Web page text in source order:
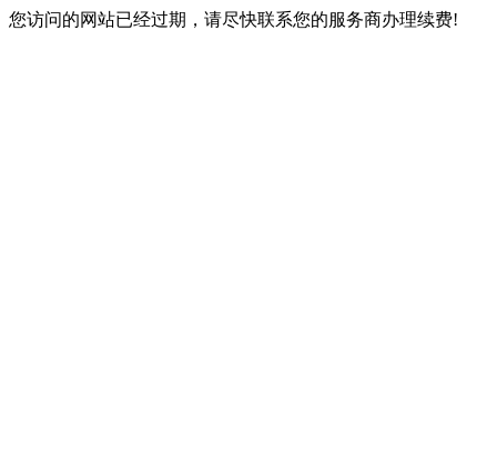
您访问的网站已经过期，请尽快联系您的服务商办理续费!